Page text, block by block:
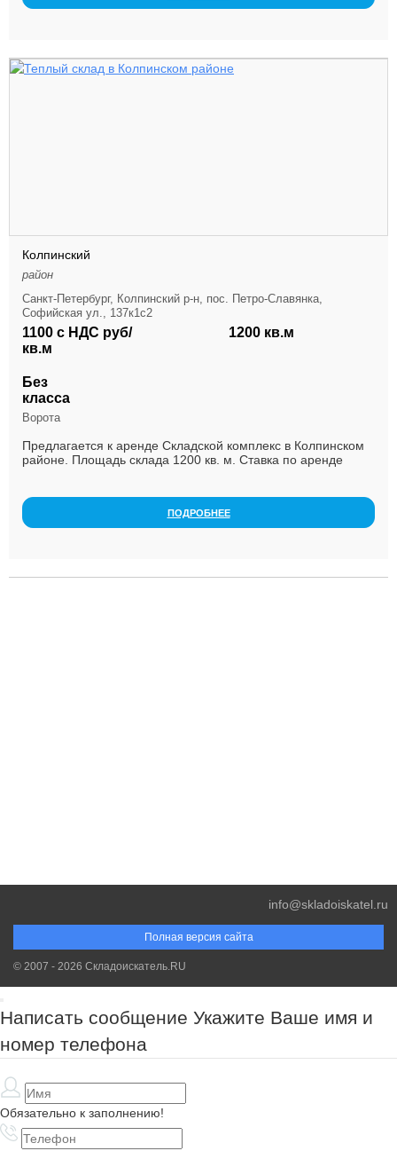
Колпинский
район
Санкт-Петербург, Колпинский р-н, пос. Петро-Славянка,
Софийская ул., 137к1с2
1100 с НДС руб/
кв.м
1200 кв.м
Без
класса
Ворота
Предлагается к аренде Складской комплекс в Колпинском
районе. Плoщадь cклaдa 1200 кв. м. Cтавкa пo apенде
ПОДРОБНЕЕ
Полная версия сайта
info@skladoiskatel.ru
© 2007 - 2026 Складоискатель.RU
Написать сообщение Укажите Ваше имя и
номер телефона
Обязательно к заполнению!